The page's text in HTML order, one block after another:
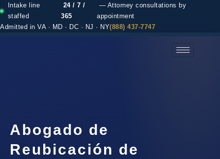
Intake line
staffed
24 / 7 /
365
— Attorney consultations by
appointment
Admitted in VA · MD · DC · NJ · NY(888) 437-7747
Abogado de
Reubicación de